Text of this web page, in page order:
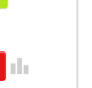
leaderboard